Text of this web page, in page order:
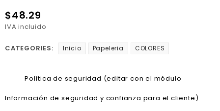
$48.29
IVA incluido
CATEGORIES: Inicio Papeleria COLORES
Política de seguridad (editar con el módulo
Información de seguridad y confianza para el cliente)